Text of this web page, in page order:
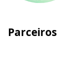
Parceiros